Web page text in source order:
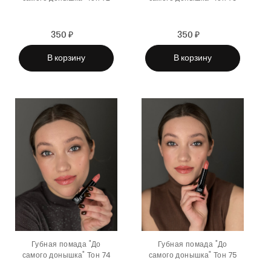
Sale
price
350 ₽
price
В корзину
Sale
price
350 ₽
price
В корзину
Губная помада "До
самого донышка" Тон 74
Губная помада "До
самого донышка" Тон 75